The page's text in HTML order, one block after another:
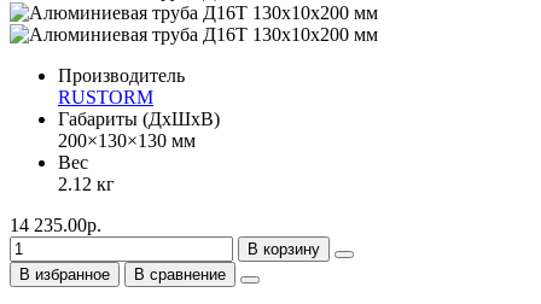
Производитель
RUSTORM
Габариты (ДхШхВ)
200×130×130 мм
Вес
2.12 кг
14 235.00р.
В корзину
В избранное
В сравнение